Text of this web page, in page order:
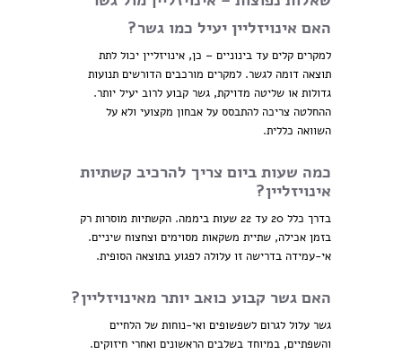
האם אינויזליין יעיל כמו גשר?
למקרים קלים עד בינוניים – כן, אינויזליין יכול לתת
תוצאה דומה לגשר. למקרים מורכבים הדורשים תנועות
גדולות או שליטה מדויקת, גשר קבוע לרוב יעיל יותר.
ההחלטה צריכה להתבסס על אבחון מקצועי ולא על
השוואה כללית.
כמה שעות ביום צריך להרכיב קשתיות
אינויזליין?
בדרך כלל 20 עד 22 שעות ביממה. הקשתיות מוסרות רק
בזמן אכילה, שתיית משקאות מסוימים וצחצוח שיניים.
אי-עמידה בדרישה זו עלולה לפגוע בתוצאה הסופית.
האם גשר קבוע כואב יותר מאינויזליין?
גשר עלול לגרום לשפשופים ואי-נוחות של הלחיים
והשפתיים, במיוחד בשלבים הראשונים ואחרי חיזוקים.